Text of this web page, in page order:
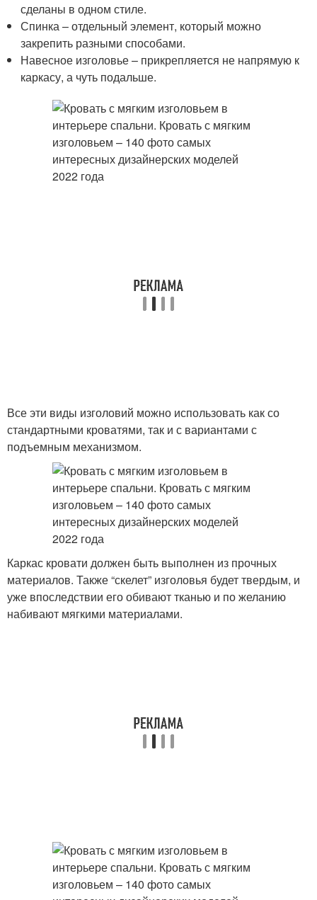
сделаны в одном стиле.
Спинка – отдельный элемент, который можно
закрепить разными способами.
Навесное изголовье – прикрепляется не напрямую к
каркасу, а чуть подальше.
Все эти виды изголовий можно использовать как со
стандартными кроватями, так и с вариантами с
подъемным механизмом.
Каркас кровати должен быть выполнен из прочных
материалов. Также “скелет” изголовья будет твердым, и
уже впоследствии его обивают тканью и по желанию
набивают мягкими материалами.